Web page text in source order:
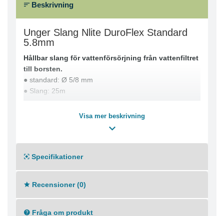
Beskrivning
Unger Slang Nlite DuroFlex Standard
5.8mm
Hållbar slang för vattenförsörjning från vattenfiltret
till borsten.
● standard: Ø 5/8 mm
● Slang: 25m
Visa mer beskrivning
Specifikationer
Recensioner (0)
Fråga om produkt